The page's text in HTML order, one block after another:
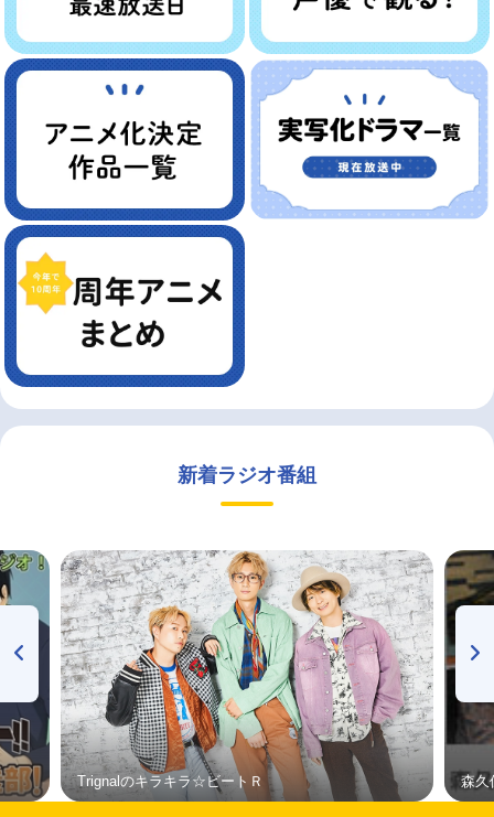
新着ラジオ番組
Trignalのキラキラ☆ビートＲ 森久